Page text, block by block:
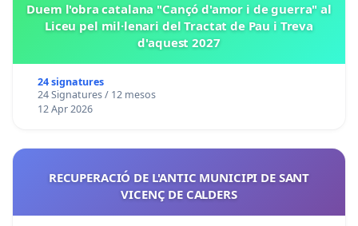
Duem l'obra catalana "Cançó d'amor i de guerra" al
Liceu pel mil·lenari del Tractat de Pau i Treva
d'aquest 2027
24 signatures
24 Signatures / 12 mesos
12 Apr 2026
RECUPERACIÓ DE L'ANTIC MUNICIPI DE SANT
VICENÇ DE CALDERS